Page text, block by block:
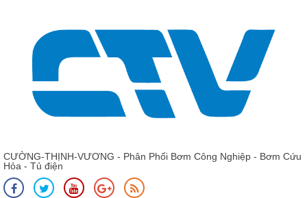
CƯỜNG-THỊNH-VƯƠNG - Phân Phối Bơm Công Nghiệp - Bơm Cứu
Hỏa - Tủ điện